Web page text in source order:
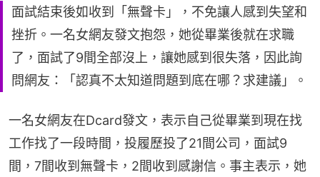
面試結束後如收到「無聲卡」，不免讓人感到失望和
挫折。一名女網友發文抱怨，她從畢業後就在求職
了，面試了9間全部沒上，讓她感到很失落，因此詢
問網友：「認真不太知道問題到底在哪？求建議」。
一名女網友在Dcard發文，表示自己從畢業到現在找
工作找了一段時間，投履歷投了21間公司，面試9
間，7間收到無聲卡，2間收到感謝信。事主表示，她